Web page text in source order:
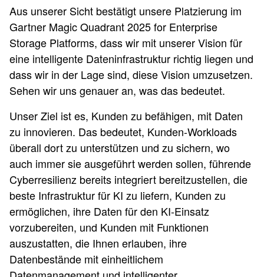
Aus unserer Sicht bestätigt unsere Platzierung im
Gartner Magic Quadrant 2025 for Enterprise
Storage Platforms, dass wir mit unserer Vision für
eine intelligente Dateninfrastruktur richtig liegen und
dass wir in der Lage sind, diese Vision umzusetzen.
Sehen wir uns genauer an, was das bedeutet.
Unser Ziel ist es, Kunden zu befähigen, mit Daten
zu innovieren. Das bedeutet, Kunden-Workloads
überall dort zu unterstützen und zu sichern, wo
auch immer sie ausgeführt werden sollen, führende
Cyberresilienz bereits integriert bereitzustellen, die
beste Infrastruktur für KI zu liefern, Kunden zu
ermöglichen, ihre Daten für den KI-Einsatz
vorzubereiten, und Kunden mit Funktionen
auszustatten, die Ihnen erlauben, ihre
Datenbestände mit einheitlichem